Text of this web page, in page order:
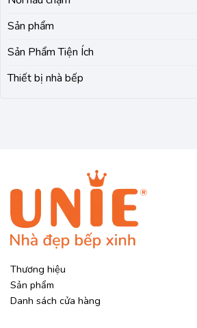
Sản phẩm
Sản Phẩm Tiện Ích
Thiết bị nhà bếp
Thương hiệu
Sản phẩm
Danh sách cửa hàng